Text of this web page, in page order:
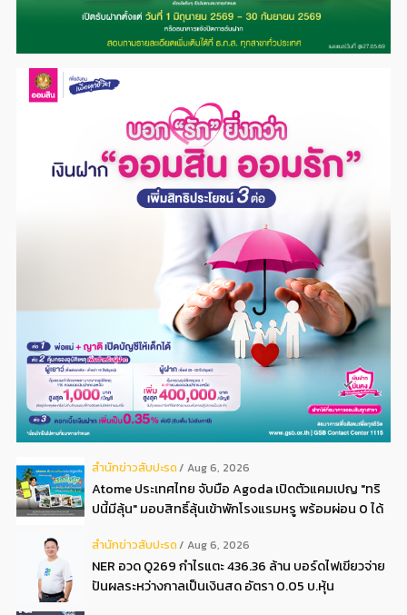
สํานักข่าวสับปะรด Aug 6, 2026
Atome ประเทศไทย จับมือ Agoda เปิดตัวแคมเปญ "ทริ
ปนี้มีลุ้น" มอบสิทธิ์ลุ้นเข้าพักโรงแรมหรู พร้อมผ่อน 0 ได้
สํานักข่าวสับปะรด Aug 6, 2026
NER อวด Q269 กำไรแตะ 436.36 ล้าน บอร์ดไฟเขียวจ่าย
ปันผลระหว่างกาลเป็นเงินสด อัตรา 0.05 บ.หุ้น